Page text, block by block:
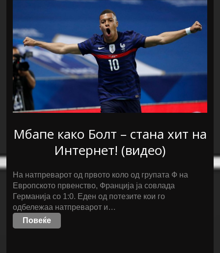
Мбапе како Болт – стана хит на
Интернет! (видео)
На натпреварот од првото коло од групата Ф на
Европското првенство, Франција ја совлада
Германија со 1:0. Еден од потезите кои го
одбележаа натпреварот и…
Повеќе